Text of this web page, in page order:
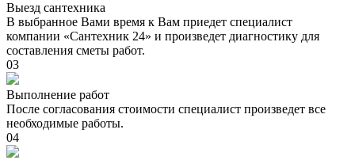
Выезд сантехника
В выбранное Вами время к Вам приедет специалист
компании «Сантехник 24» и произведет диагностику для
составления сметы работ.
03
Выполнение работ
После согласования стоимости специалист произведет все
необходимые работы.
04